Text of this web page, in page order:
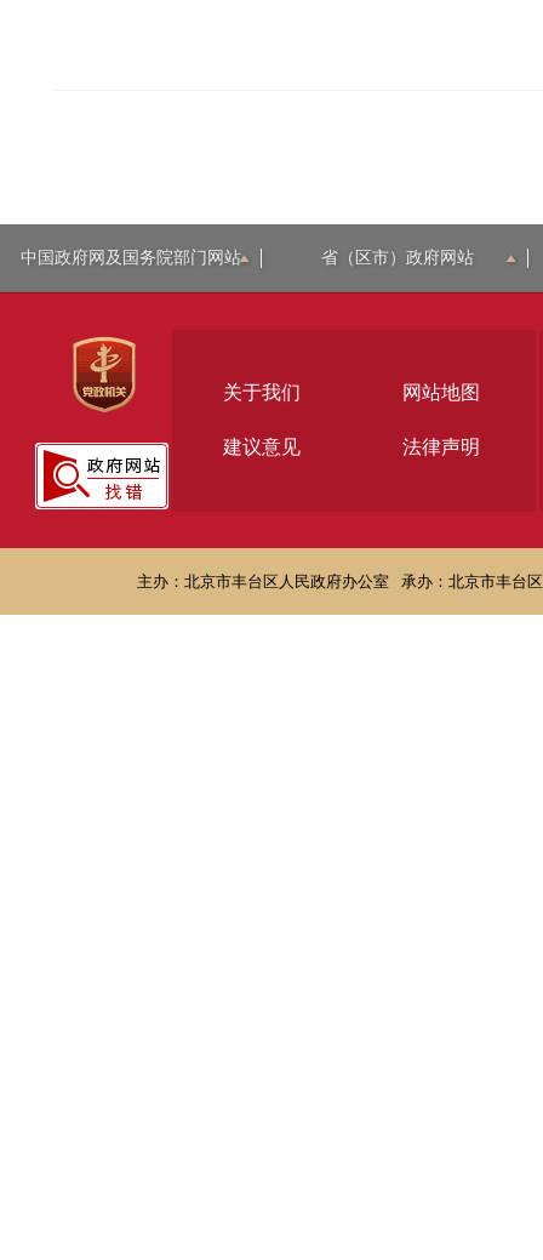
中国政府网及国务院部门网站 省（区市）政府网站
关于我们 网站地图
建议意见 法律声明
主办：北京市丰台区人民政府办公室 承办：北京市丰台